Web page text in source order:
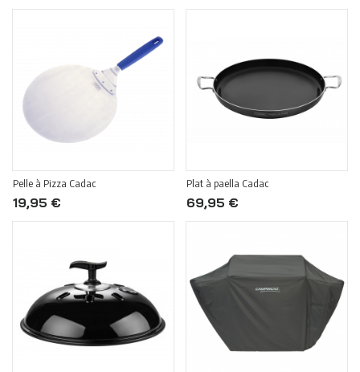
Pelle à Pizza Cadac
19,95 €
Plat à paella Cadac
69,95 €